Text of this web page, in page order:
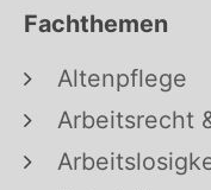
Fachthemen
Altenpflege
Arbeitsrecht